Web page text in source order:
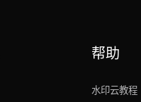
帮助
水印云教程